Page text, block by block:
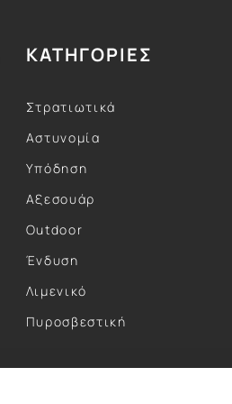
ΚΑΤΗΓΟΡΙΕΣ
Στρατιωτικά
Αστυνομία
Υπόδηση
Αξεσουάρ
Outdoor
Ένδυση
Λιμενικό
Πυροσβεστική